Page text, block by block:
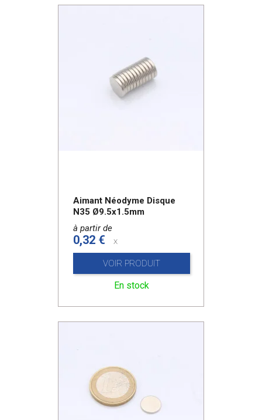
Aimant Néodyme Disque
N35 Ø9.5x1.5mm
à partir de
0,32 € x
VOIR PRODUIT
En stock